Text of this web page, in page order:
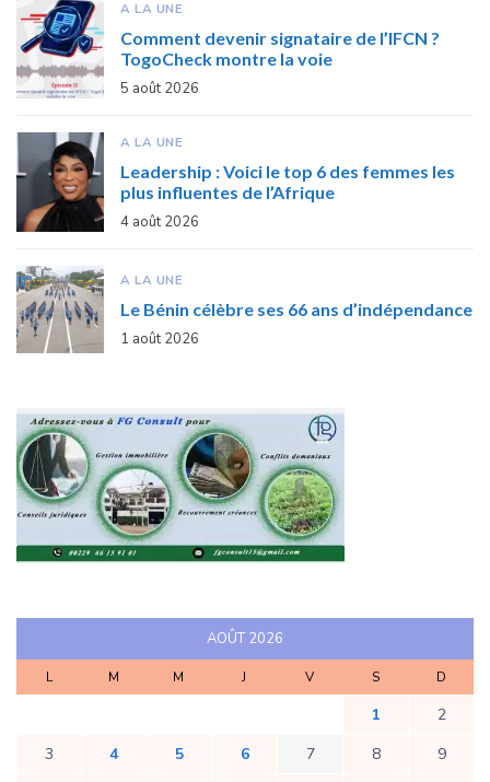
A LA UNE
Comment devenir signataire de l’IFCN ?
TogoCheck montre la voie
5 août 2026
A LA UNE
Leadership : Voici le top 6 des femmes les
plus influentes de l’Afrique
4 août 2026
A LA UNE
Le Bénin célèbre ses 66 ans d’indépendance
1 août 2026
AOÛT 2026
L M M J V S D
1
2
3
4 5 6 7 8
9